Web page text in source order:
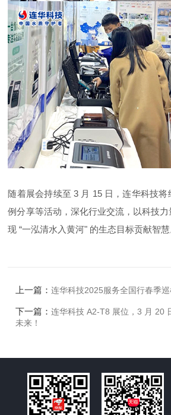
随着展会持续至 3 月 15 日，连华科技
例分享等活动，深化行业交流，以科技
现 “一泓清水入黄河" 的生态目标贡献智慧
上一篇：连华科技2025服务全国行春季巡
下一篇：连华科技 A2-T8 展位，3 月 20
未来！